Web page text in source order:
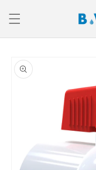
directamente
al contenido
a la
información